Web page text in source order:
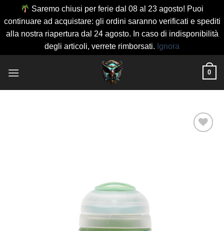
Saremo chiusi per ferie dal 08 al 23 agosto! Puoi
continuare ad acquistare: gli ordini saranno verificati e spediti
alla nostra riapertura dal 24 agosto. In caso di indisponibilità
degli articoli, verrete rimborsati. Ignora
0